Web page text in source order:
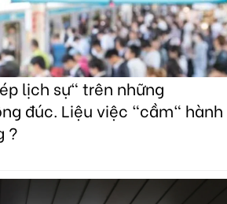
lịch sự" trên những
đúc. Liệu việc "cầm" hành
?